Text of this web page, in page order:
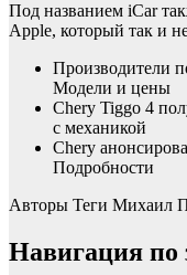
Под названием iCar
Apple, который так и
Производители
Модели и цены
Chery Tiggo 4
с механикой
Chery
Подробности
Авторы Теги Михаил
Навигация по